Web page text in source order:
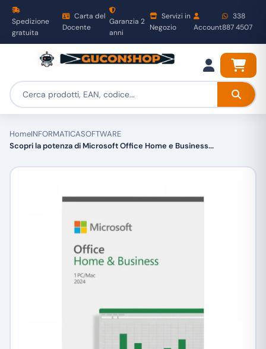
Spedizione
gratuita
Carta del
Docente
Garanzia 2
anni
Servizi in
Negozio
Account
338
887 4507
HomeINFORMATICASOFTWARE
Scopri la potenza di Microsoft Office Home e Business...